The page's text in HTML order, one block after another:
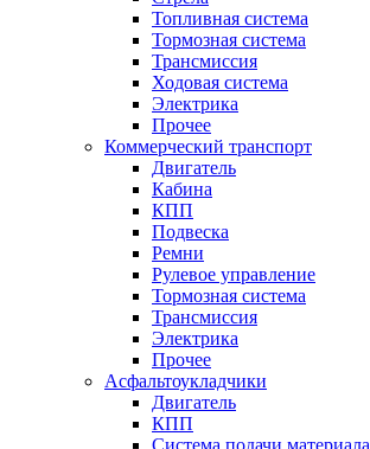
Топливная система
Тормозная система
Трансмиссия
Ходовая система
Электрика
Прочее
Коммерческий транспорт
Двигатель
Кабина
КПП
Подвеска
Ремни
Рулевое управление
Тормозная система
Трансмиссия
Электрика
Прочее
Асфальтоукладчики
Двигатель
КПП
Система подачи материала